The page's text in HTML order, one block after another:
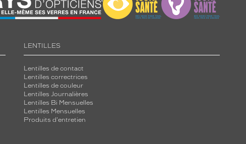
LENTILLES
Lentilles de contact
Lentilles correctrices
Lentilles de couleur
Lentilles Journalières
Lentilles Bi Mensuelles
Lentilles Mensuelles
Produits d'entretien